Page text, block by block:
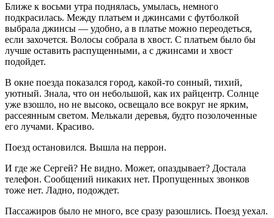
Ближе к восьми утра поднялась, умылась, немного
подкрасилась. Между платьем и джинсами с футболкой
выбрала джинсы — удобно, а в платье можно переодеться,
если захочется. Волосы собрала в хвост. С платьем было бы
лучше оставить распущенными, а с джинсами и хвост
подойдет.
В окне поезда показался город, какой-то сонный, тихий,
уютный. Знала, что он небольшой, как их райцентр. Солнце
уже взошло, но не высоко, освещало все вокруг не ярким,
рассеянным светом. Мелькали деревья, будто позолоченные
его лучами. Красиво.
Поезд остановился. Вышла на перрон.
И где же Сергей? Не видно. Может, опаздывает? Достала
телефон. Сообщений никаких нет. Пропущенных звонков
тоже нет. Ладно, подождет.
Пассажиров было не много, все сразу разошлись. Поезд уехал.